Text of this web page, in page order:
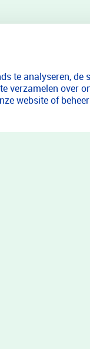
te analyseren, de
verzamelen over
website of